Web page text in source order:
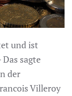
und ist
sagte
der
Villeroy